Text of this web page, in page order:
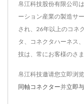
帛江科技股份有限公司
ーション産業の製造サ
され、26年以上のコネ
タ、コネクタハーネス
技は、常にお客様のさ
帛江科技邀请您立即浏
同軸コネクター并立即